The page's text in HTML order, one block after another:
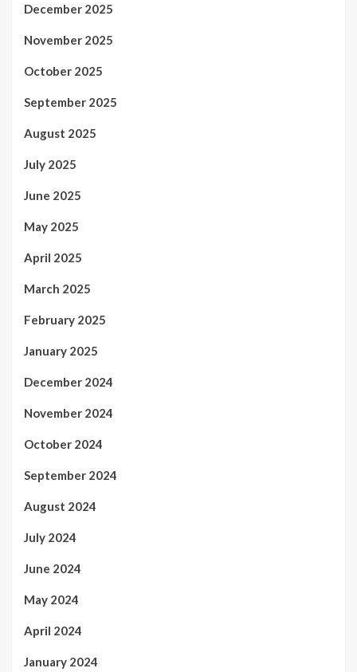
December 2025
November 2025
October 2025
September 2025
August 2025
July 2025
June 2025
May 2025
April 2025
March 2025
February 2025
January 2025
December 2024
November 2024
October 2024
September 2024
August 2024
July 2024
June 2024
May 2024
April 2024
January 2024